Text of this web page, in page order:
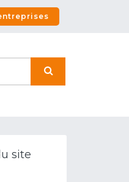
site